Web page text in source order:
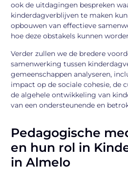
ook de uitdagingen bespreken
kinderdagverblijven te maken
opbouwen van effectieve
hoe deze obstakels kunnen
Verder zullen we de bredere
samenwerking tussen
gemeenschappen analyseren,
impact op de sociale cohesie, de
de algehele ontwikkeling van
van een ondersteunende en
Pedagogische
en hun rol in
in Almelo